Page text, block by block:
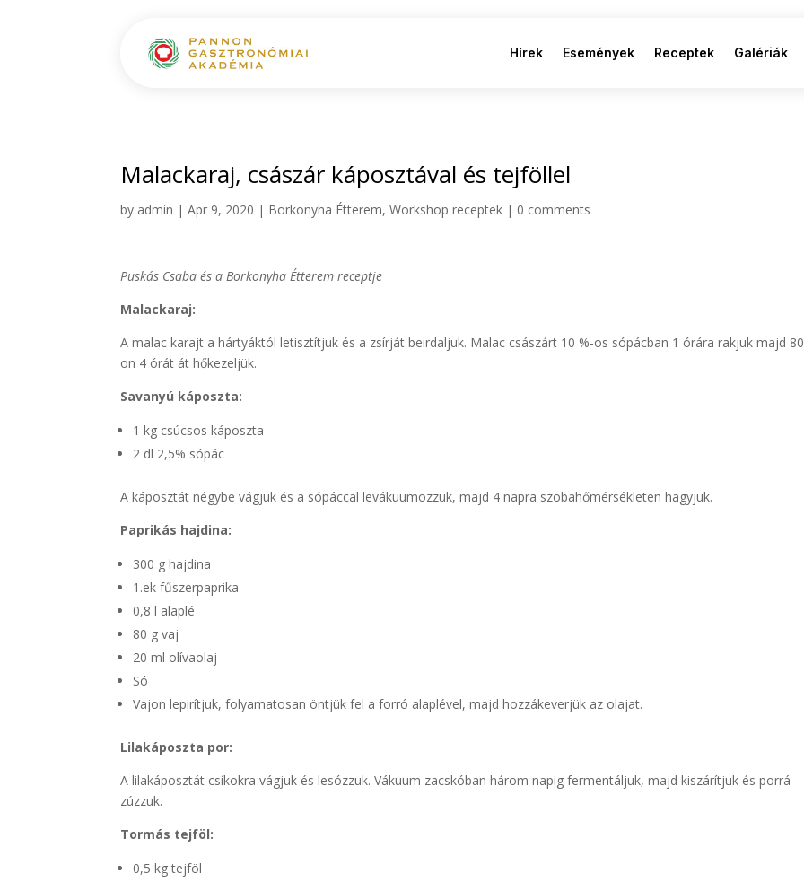
Hírek Események Receptek Galériák
Malackaraj, császár káposztával és tejföllel
by admin |Apr 9, 2020 | Borkonyha Étterem,Workshop receptek | 0 comments
Puskás Csaba és a Borkonyha Étterem receptje
Malackaraj:
A malac karajt a hártyáktól letisztítjuk és a zsírját beirdaljuk. Malac császárt 10 %-os sópácban 1 órára rakjuk majd 80
on 4 órát át hőkezeljük.
Savanyú káposzta:
1 kg csúcsos káposzta
2 dl 2,5% sópác
A káposztát négybe vágjuk és a sópáccal levákuumozzuk, majd 4 napra szobahőmérsékleten hagyjuk.
Paprikás hajdina:
300 g hajdina
1.ek fűszerpaprika
0,8 l alaplé
80 g vaj
20 ml olívaolaj
Só
Vajon lepirítjuk, folyamatosan öntjük fel a forró alaplével, majd hozzákeverjük az olajat.
Lilakáposzta por:
A lilakáposztát csíkokra vágjuk és lesózzuk. Vákuum zacskóban három napig fermentáljuk, majd kiszárítjuk és porrá
zúzzuk.
Tormás tejföl:
0,5 kg tejföl